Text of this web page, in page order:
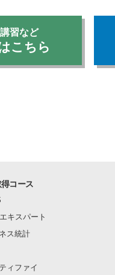
習など
こちら
コース
キスパート
ス統計
ィファイ